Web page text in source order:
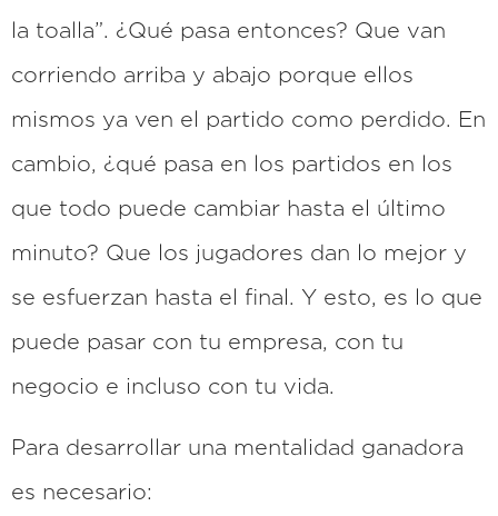
la toalla”. ¿Qué pasa entonces? Que van
corriendo arriba y abajo porque ellos
mismos ya ven el partido como perdido. En
cambio, ¿qué pasa en los partidos en los
que todo puede cambiar hasta el último
minuto? Que los jugadores dan lo mejor y
se esfuerzan hasta el final. Y esto, es lo que
puede pasar con tu empresa, con tu
negocio e incluso con tu vida.
Para desarrollar una mentalidad ganadora
es necesario: